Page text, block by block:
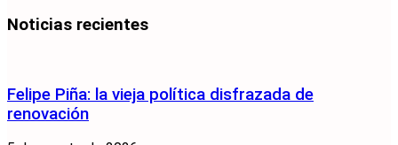
Noticias recientes
Felipe Piña: la vieja política disfrazada de
renovación